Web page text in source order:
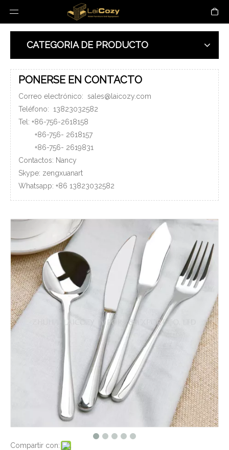
CATEGORIA DE PRODUCTO
PONERSE EN CONTACTO
Correo electrónico: sales@laicozy.com
Teléfono: 13823032582
Tel: +86-756-2618158
+86-756- 2618157
+86-756- 2619831
Contactos: Nancy
Skype: zengxuanart
Whatsapp: +86 13823032582
Compartir con: